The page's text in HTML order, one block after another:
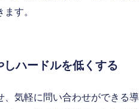
す。
しハードルを低くする
、気軽に問い合わせができる導